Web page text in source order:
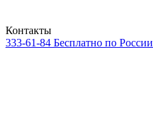
Контакты
333-61-84 Бесплатно по России